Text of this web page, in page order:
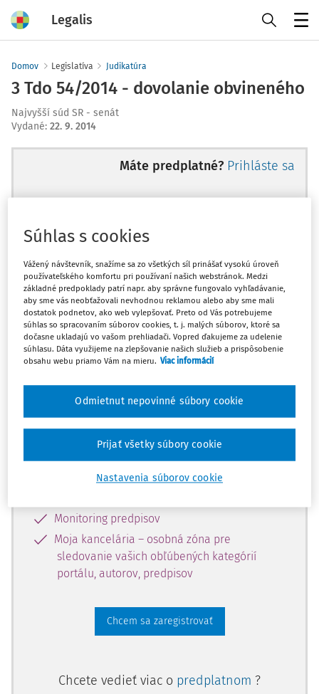
Legalis
Domov Legislatíva Judikatúra
3 Tdo 54/2014 - dovolanie obvineného
Najvyšší súd SR - senát
Vydané: 22. 9. 2014
Máte predplatné? Prihláste sa
Ups, zatiaľ ste si prečítali len
začiatok...
Celý odborný obsah z tejto oblasti je
dostupný predplatiteľom portálu.
obsahu a získajte prístup na 10 dní
zdarma, stačí sa len zaregistrovať.
Vďaka registrácii získate prístup aj k
vybranému obsahu:
Monitoring predpisov
Moja kancelária – osobná zóna pre
sledovanie vašich obľúbených kategórií
portálu, autorov, predpisov
Chcem sa zaregistrovať
Chcete vedieť viac o predplatnom ?
Súhlas s cookies
Vážený návštevník, snažíme sa zo všetkých síl prinášať vysokú úroveň
používateľského komfortu pri používaní našich webstránok. Medzi
základné predpoklady patrí napr. aby správne fungovalo vyhľadávanie,
aby sme vás neobťažovali nevhodnou reklamou alebo aby sme mali
dostatok podnetov, ako web vylepšovať. Preto od Vás potrebujeme
súhlas so spracovaním súborov cookies, t. j. malých súborov, ktoré sa
dočasne ukladajú vo vašom prehliadači. Vopred ďakujeme za udelenie
súhlasu. Dáta využijeme na zlepšovanie našich služieb a prispôsobenie
obsahu webu priamo Vám na mieru. Viac informácií
Nastavenia súborov cookie
Odmietnut nepovinné súbory cookie
Prijať všetky súbory cookie